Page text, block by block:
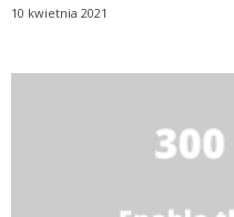
10 kwietnia 2021